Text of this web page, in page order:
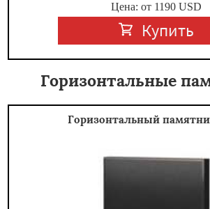
Цена: от 1190 USD
Купить
Горизонтальные
Горизонтальный